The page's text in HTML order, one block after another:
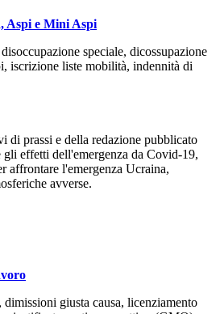
Aspi e Mini Aspi
speciale, dicossupazione
iscrizione liste mobilità, indennità di
di prassi e della redazione pubblicato
gli effetti dell'emergenza da Covid-19,
affrontare l'emergenza Ucraina,
avverse.
giusta causa, licenziamento